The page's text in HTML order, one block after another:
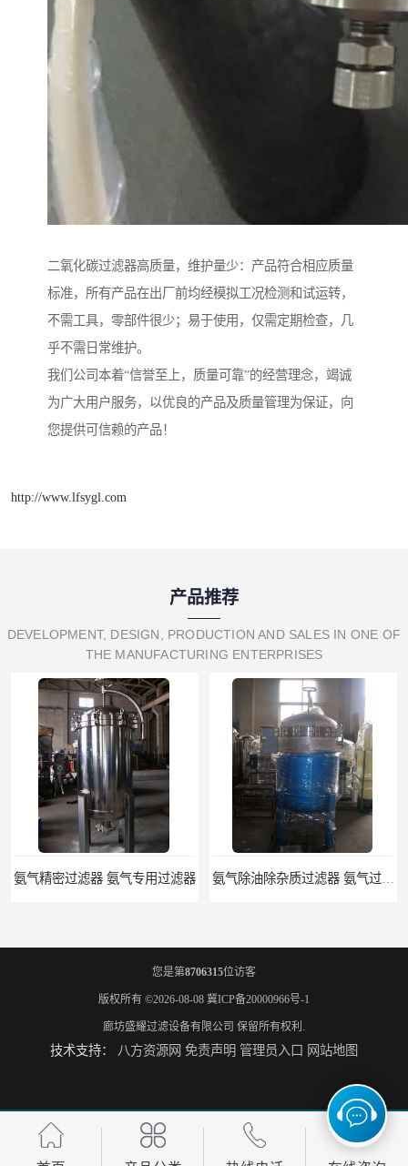
二氧化碳过滤器高质量，维护量少：产品符合相应质量
标准，所有产品在出厂前均经模拟工况检测和试运转，
不需工具，零部件很少；易于使用，仅需定期检查，几
乎不需日常维护。
我们公司本着“信誉至上，质量可靠”的经营理念，竭诚
为广大用户服务，以优良的产品及质量管理为保证，向
您提供可信赖的产品！
http://www.lfsygl.com
产品推荐
DEVELOPMENT, DESIGN, PRODUCTION AND SALES IN ONE OF
THE MANUFACTURING ENTERPRISES
氨气精密过滤器 氨气专用过滤器
液氨专用过滤器 液氨过滤器生产厂家 液氨除油脱水过滤器 液氨专用过滤器
您是第8706315位访客
版权所有 ©2026-08-08 冀ICP备20000966号-1
廊坊盛耀过滤设备有限公司 保留所有权利.
技术支持： 八方资源网 免责声明 管理员入口 网站地图